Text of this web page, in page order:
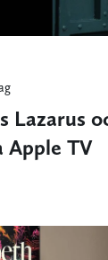
Lazarus
Apple TV